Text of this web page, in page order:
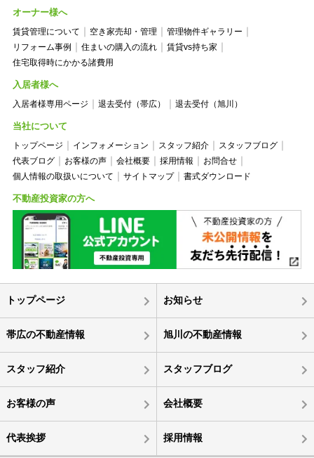
オーナー様へ
賃貸管理について 空き家売却・管理
管理物件ギャラリー
リフォーム事例
住まいの購入の流れ
賃貸vs持ち家
住宅取得時にかかる諸費用
入居者様へ
入居者様専用ページ 退去受付（帯広） 退去受付（旭川）
当社について
トップページ インフォメーション スタッフ紹介
スタッフブログ
代表ブログ
お客様の声 会社概要 採用情報
お問合せ
個人情報の取扱いについて
サイトマップ 書式ダウンロード
不動産投資家の方へ
トップページ お知らせ
帯広の不動産情報 旭川の不動産情報
スタッフ紹介 スタッフブログ
お客様の声 会社概要
代表挨拶 採用情報